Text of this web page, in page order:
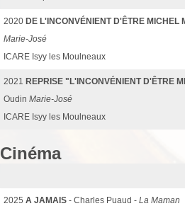
2020 DE L'INCONVÉNIENT D'ÊTRE MICHEL
Marie-José
ICARE Isyy les Moulneaux
2021 REPRISE "L'INCONVÉNIENT D'ÊTRE
Oudin Marie-José
ICARE Isyy les Moulneaux
Cinéma
2025 A JAMAIS - Charles Puaud - La Maman